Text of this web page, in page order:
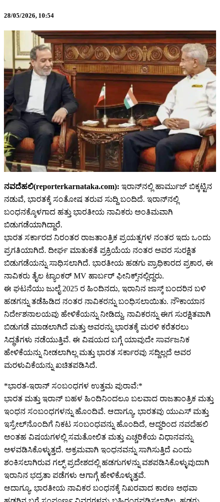
28/05/2026, 10:54
ನವದೆಹಲಿ(reporterkarnataka.com): ಇರಾನ್‌ನಲ್ಲಿ ಹಾರ್ಮುಜ್ ಬಿಕ್ಕಟ್ಟಿನ
ನಡುವೆ, ಭಾರತಕ್ಕೆ ಸಂತೋಷ ತರುವ ಸುದ್ದಿ ಬಂದಿದೆ. ಇರಾನ್‌ನಲ್ಲಿ
ಬಂಧನಕ್ಕೊಳಗಾದ ಹತ್ತು ಭಾರತೀಯ ನಾವಿಕರು ಅಂತಿಮವಾಗಿ
ಬಿಡುಗಡೆಯಾಗಿದ್ದಾರೆ.
ಭಾರತ ಸರ್ಕಾರದ ನಿರಂತರ ರಾಜತಾಂತ್ರಿಕ ಪ್ರಯತ್ನಗಳ ನಂತರ ಇದು ಒಂದು
ಪ್ರಗತಿಯಾಗಿದೆ. ದೀರ್ಘ ಮಾತುಕತೆ ಪ್ರಕ್ರಿಯೆಯ ನಂತರ ಅವರ ಸುರಕ್ಷಿತ
ಬಿಡುಗಡೆಯನ್ನು ಸಾಧಿಸಲಾಗಿದೆ. ಭಾರತೀಯ ಹಡಗು ಪ್ರಾಧಿಕಾರದ ಪ್ರಕಾರ, ಈ
ನಾವಿಕರು ತೈಲ ಟ್ಯಾಂಕರ್ MV ಹಾರ್ಬರ್ ಫೀನಿಕ್ಸ್‌ನಲ್ಲಿದ್ದರು.
ಈ ಘಟನೆಯು ಜುಲೈ 2025 ರ ಹಿಂದಿನದು, ಇರಾನಿನ ಜಾಸ್ಕ್ ಬಂದರಿನ ಬಳಿ
ಹಡಗನ್ನು ತಡೆಹಿಡಿದ ನಂತರ ನಾವಿಕರನ್ನು ಬಂಧಿಸಲಾಯಿತು. ನೌಕಾಯಾನ
ನಿರ್ದೇಶನಾಲಯವು ಹೇಳಿಕೆಯನ್ನು ನೀಡಿದ್ದು, ನಾವಿಕರನ್ನು ಈಗ ಸುರಕ್ಷಿತವಾಗಿ
ಬಿಡುಗಡೆ ಮಾಡಲಾಗಿದೆ ಮತ್ತು ಅವರನ್ನು ಭಾರತಕ್ಕೆ ಮರಳಿ ಕರೆತರಲು
ಸಿದ್ಧತೆಗಳು ನಡೆಯುತ್ತಿವೆ. ಈ ವಿಷಯದ ಬಗ್ಗೆ ಯಾವುದೇ ಸಾರ್ವಜನಿಕ
ಹೇಳಿಕೆಯನ್ನು ನೀಡಲಾಗಿಲ್ಲ ಮತ್ತು ಭಾರತ ಸರ್ಕಾರವು ಸದ್ದಿಲ್ಲದೆ ಅವರ
ಮರಳುವಿಕೆಯನ್ನು ಖಚಿತಪಡಿಸಿದೆ.
*ಭಾರತ-ಇರಾನ್ ಸಂಬಂಧಗಳ ಉತ್ತಮ ಪುರಾವೆ:*
ಭಾರತ ಮತ್ತು ಇರಾನ್ ಬಹಳ ಹಿಂದಿನಿಂದಲೂ ಬಲವಾದ ರಾಜತಾಂತ್ರಿಕ ಮತ್ತು
ಇಂಧನ ಸಂಬಂಧಗಳನ್ನು ಹೊಂದಿವೆ. ಆದಾಗ್ಯೂ, ಭಾರತವು ಯುಎಸ್ ಮತ್ತು
ಇಸ್ರೇಲ್‌ನೊಂದಿಗೆ ನಿಕಟ ಸಂಬಂಧವನ್ನು ಹೊಂದಿದೆ, ಆದ್ದರಿಂದ ನವದೆಹಲಿ
ಅಂತಹ ವಿಷಯಗಳಲ್ಲಿ ಸಮತೋಲಿತ ಮತ್ತು ಎಚ್ಚರಿಕೆಯ ವಿಧಾನವನ್ನು
ಅಳವಡಿಸಿಕೊಳ್ಳುತ್ತದೆ. ಅಕ್ರಮವಾಗಿ ಇಂಧನವನ್ನು ಸಾಗಿಸುತ್ತಿದೆ ಎಂದು
ಶಂಕಿಸಲಾಗಿರುವ ಗಲ್ಫ್ ಪ್ರದೇಶದಲ್ಲಿ ಹಡಗುಗಳನ್ನು ವಶಪಡಿಸಿಕೊಳ್ಳುವುದಾಗಿ
ಇರಾನಿನ ಭದ್ರತಾ ಪಡೆಗಳು ಆಗಾಗ್ಗೆ ಹೇಳಿಕೊಳ್ಳುತ್ತವೆ.
ಆದಾಗ್ಯೂ, ಭಾರತೀಯ ನಾವಿಕರ ಬಂಧನಕ್ಕೆ ನಿಖರವಾದ ಕಾರಣ ಅಥವಾ